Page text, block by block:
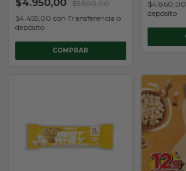
$4.950,00 $5.500,00
$4.455,00 con Transferencia o
depósito
$4.860,00
depósito